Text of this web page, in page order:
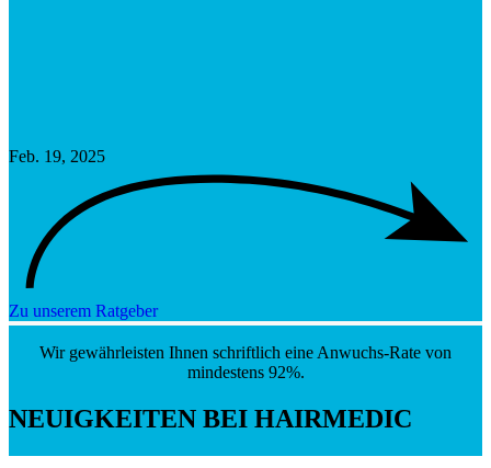
Feb. 19, 2025
Zu unserem Ratgeber
Wir gewährleisten Ihnen schriftlich eine Anwuchs-Rate von
mindestens 92%.
NEUIGKEITEN BEI HAIRMEDIC